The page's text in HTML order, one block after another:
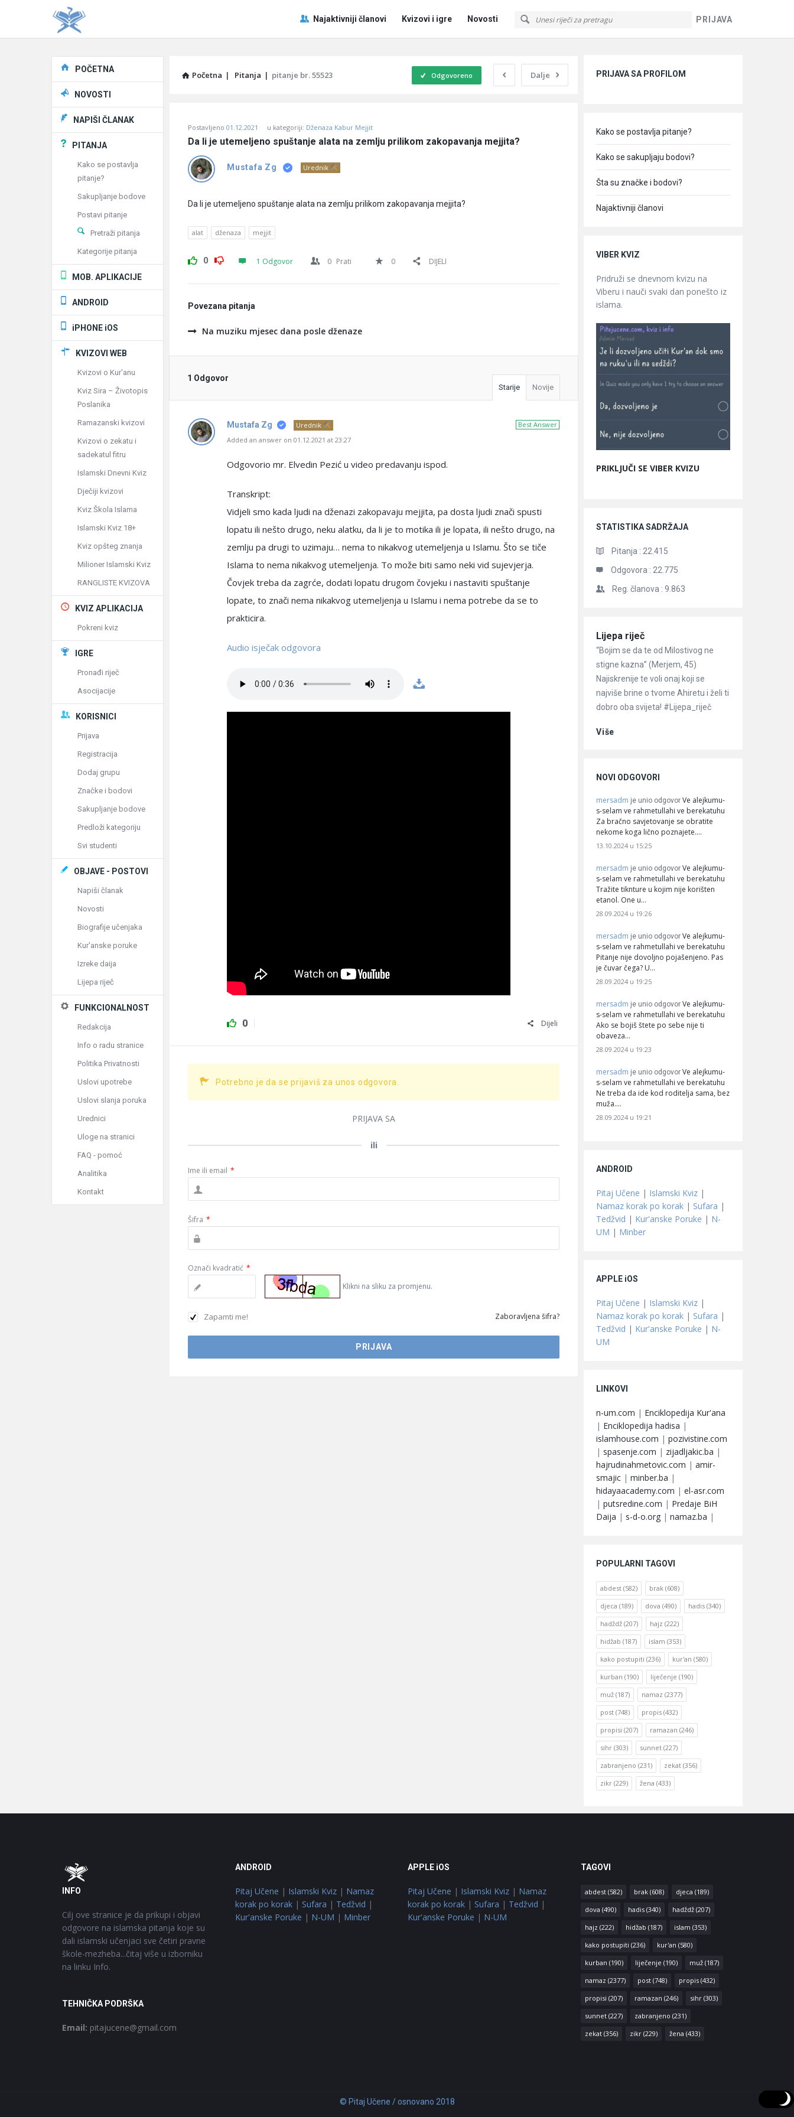
PRIJAVA
Pitaj
Učene
Navigacija
Najaktivniji članovi Kvizovi i igre Novosti
Početna | Pitanja | pitanje br. 55523 Dalje
Odgovoreno
Učene
Latest
Pitanja
Postavljeno 01.12.2021 u kategoriji: Dženaza Kabur Mejjit
Da li je utemeljeno spuštanje alata na zemlju prilikom zakopavanja mejjita?
Mustafa Zg Urednik
Da li je utemeljeno spuštanje alata na zemlju prilikom zakopavanja mejjita?
alat dženaza mejjit
0 1 Odgovor 0 Prati 0 DIJELI
Povezana pitanja
Na muziku mjesec dana posle dženaze
1 Odgovor
Starije Novije
Best Answer
Mustafa Zg
Urednik
Added an answer on 01.12.2021 at 23:27
Odgovorio mr. Elvedin Pezić u video predavanju ispod.
Transkript:
Vidjeli smo kada ljudi na dženazi zakopavaju mejjita, pa dosta ljudi znači spusti
lopatu ili nešto drugo, neku alatku, da li je to motika ili je lopata, ili nešto drugo, na
zemlju pa drugi to uzimaju… nema to nikakvog utemeljenja u Islamu. Što se tiče
Islama to nema nikakvog utemeljenja. To može biti samo neki vid sujevjerja.
Čovjek treba da zagrće, dodati lopatu drugom čovjeku i nastaviti spuštanje
lopate, to znači nema nikakvog utemeljenja u Islamu i nema potrebe da se to
prakticira.
Audio isječak odgovora
0 Dijeli
Potrebno je da se prijaviš za unos odgovora.
PRIJAVA SA
ili
Ime ili email *
Šifra *
Označi kvadratić *
Klikni na sliku za promjenu.
Zapamti me! Zaboravljena šifra?
PRIJAVA SA PROFILOM
Kako se postavlja pitanje?
Kako se sakupljaju bodovi?
Šta su značke i bodovi?
Najaktivniji članovi
VIBER KVIZ
Pridruži se dnevnom kvizu na
Viberu i nauči svaki dan ponešto iz
islama.
PRIKLJUČI SE VIBER KVIZU
STATISTIKA SADRŽAJA
Pitanja : 22.415
Odgovora : 22.775
Reg. članova : 9.863
Članci
Lijepa riječ
“Bojim se da te od Milostivog ne
stigne kazna” (Merjem, 45)
Najiskrenije te voli onaj koji se
najviše brine o tvome Ahiretu i želi ti
dobro oba svijeta! #Lijepa_riječ
Više
NOVI ODGOVORI
mersadm je unio odgovor Ve alejkumu-
s-selam ve rahmetullahi ve berekatuhu
Za bračno savjetovanje se obratite
nekome koga lično poznajete.…
13.10.2024 u 15:25
mersadm je unio odgovor Ve alejkumu-
s-selam ve rahmetullahi ve berekatuhu
Tražite tiknture u kojim nije korišten
etanol. One u…
28.09.2024 u 19:26
mersadm je unio odgovor Ve alejkumu-
s-selam ve rahmetullahi ve berekatuhu
Pitanje nije dovoljno pojašenjeno. Pas
je čuvar čega? U…
28.09.2024 u 19:25
mersadm je unio odgovor Ve alejkumu-
s-selam ve rahmetullahi ve berekatuhu
Ako se bojiš štete po sebe nije ti
obaveza…
28.09.2024 u 19:23
mersadm je unio odgovor Ve alejkumu-
s-selam ve rahmetullahi ve berekatuhu
Ne treba da ide kod roditelja sama, bez
muža.…
28.09.2024 u 19:21
ANDROID
Pitaj Učene | Islamski Kviz |
Namaz korak po korak | Sufara |
Tedžvid | Kur'anske Poruke | N-
UM | Minber
APPLE iOS
Pitaj Učene | Islamski Kviz |
Namaz korak po korak | Sufara |
Tedžvid | Kur'anske Poruke | N-
UM
LINKOVI
n-um.com | Enciklopedija Kur'ana
| Enciklopedija hadisa |
islamhouse.com | pozivistine.com
| spasenje.com | zijadljakic.ba |
hajrudinahmetovic.com | amir-
smajic | minber.ba |
hidayaacademy.com | el-asr.com
| putsredine.com | Predaje BiH
Daija | s-d-o.org | namaz.ba |
POPULARNI TAGOVI
abdest (582) brak (608)
djeca (189) dova (490) hadis (340)
hadždž (207) hajz (222)
hidžab (187) islam (353)
kako postupiti (236) kur'an (580)
kurban (190) liječenje (190)
muž (187) namaz (2377)
post (748) propis (432)
propisi (207) ramazan (246)
sihr (303) sunnet (227)
zabranjeno (231) zekat (356)
zikr (229) žena (433)
Explore
POČETNA
NOVOSTI
NAPIŠI ČLANAK
PITANJA
Kako se postavlja
pitanje?
Sakupljanje bodove
Postavi pitanje
Pretraži pitanja
Kategorije pitanja
MOB. APLIKACIJE
ANDROID
iPHONE iOS
KVIZOVI WEB
Kvizovi o Kur'anu
Kviz Sira – Životopis
Poslanika
Ramazanski kvizovi
Kvizovi o zekatu i
sadekatul fitru
Islamski Dnevni Kviz
Dječiji kvizovi
Kviz Škola Islama
Islamski Kviz 18+
Kviz opšteg znanja
Milioner Islamski Kviz
RANGLISTE KVIZOVA
KVIZ APLIKACIJA
Pokreni kviz
IGRE
Pronađi riječ
Asocijacije
KORISNICI
Prijava
Registracija
Dodaj grupu
Značke i bodovi
Sakupljanje bodove
Predloži kategoriju
Svi studenti
OBJAVE - POSTOVI
Napiši članak
Novosti
Biografije učenjaka
Kur'anske poruke
Izreke daija
Lijepa riječ
FUNKCIONALNOST
Redakcija
Info o radu stranice
Politika Privatnosti
Uslovi upotrebe
Uslovi slanja poruka
Urednici
Uloge na stranici
FAQ - pomoć
Analitika
Kontakt
Footer
INFO
Cilj ove stranice je da prikupi i objavi
odgovore na islamska pitanja koje su
dali islamski učenjaci sve četiri pravne
škole-mezheba...čitaj više u izborniku
na linku Info.
TEHNIČKA PODRŠKA
Email: pitajucene@gmail.com
ANDROID
Pitaj Učene | Islamski Kviz| Namaz
korak po korak| Sufara | Tedžvid |
Kur'anske Poruke | N-UM | Minber
APPLE iOS
Pitaj Učene | Islamski Kviz | Namaz
korak po korak | Sufara | Tedžvid |
Kur'anske Poruke | N-UM
TAGOVI
abdest(582) brak(608) djeca (189)
dova (490) hadis(340) hadždž(207)
hajz (222) hidžab (187) islam (353)
kako postupiti (236) kur'an (580)
kurban (190) liječenje (190) muž(187)
namaz (2377) post(748) propis(432)
propisi (207) ramazan (246) sihr(303)
sunnet(227) zabranjeno (231)
zekat(356) zikr(229) žena (433)
© Pitaj Učene / osnovano 2018